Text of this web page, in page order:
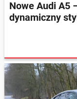
Nowe Audi A5
dynamiczny styl